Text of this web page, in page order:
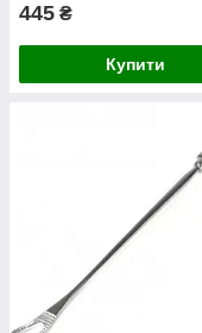
445 ₴
Купити